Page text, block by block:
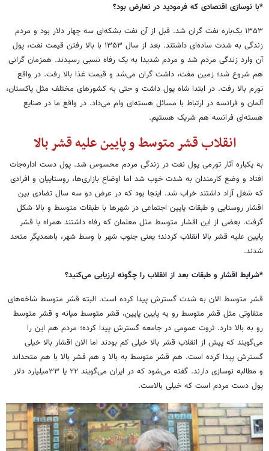
*با نوسازی اقتصادی که فرمودید در تعارض بود؟
۱۳۵۳ یکباره نفت گران شد. قبل از آن نفت بشکه‌ای سه چهار دلار بود و مردم
زندگی به شدت ساده‌ای داشتند. بعد از سال ۱۳۵۳ با بالا رفتن قیمت نفت، پول
آن وارد زندگی مردم شد و مردم شدیدا به یک رفاه نسبی رسیدند. همزمان گرانی
هم شروع شد؛ زمین مفت، داشت گران میشد و قیمت غذا بالا رفت. در واقع
تورم بالا رفت. در ابتدا شاه پول داشت و حتی به کشورهای مختلف مثل پاکستان،
آلمان و فرانسه در ارتباط با مسائل هسته‌ای وام میداد. در واقع ما در صنایع
هستهای فرانسه هم شریک هستیم.
انقلاب قشر متوسط و پایین علیه قشر بالا
به یکباره آثار تورمی پول نفت در زندگی مردم محسوس شد. پول دست اداره‌جات
افتاد و وضع کارمندان به شدت خوب شد اما اوضاع بازاریها، روستاییان و افرادی
که شغل آزاد داشتند خراب شد. اینجا بود که در عرض دو سه سال تضادی بین
اقشار روستایی و طبقات پایین اجتماعی در شهرها با طبقات متوسط و بالا شکل
گرفت. بعضی از این اقشار متوسط مثل معلمان که رفاه داشتند همراه با قشر
پایین علیه قشر بالا انقلاب کردند؛ یعنی جنوب شهر با وسط شهر، باهمدیگر متحد
شدند.
*شرایط اقشار و طبقات بعد از انقلاب را چگونه ارزیابی می‌کنید؟
قشر متوسط الان به شدت گسترش پیدا کرده است. البته قشر متوسط شاخههای
متفاوتی مثل قشر متوسط رو به پایین پایین، قشر متوسط میانه و قشر متوسط
رو به بالا دارد. ثروت عمومی در جامعه گسترش پیدا کرده؛ مردم هم این را
می‌گویند که پیش از انقلاب قشر بالا خیلی کم بودند اما الان اقشار بالا خیلی
گسترش پیدا کرده است. هم قشر متوسط به بالا و هم قشر بالا با هم متحداند
و مطالبه‌ نوسازی دارند. گفته می‌شود که در ایران می
گویند ۲۲ یا ۳۳میلیارد دلار
پول دست مردم است که خیلی بالاست.